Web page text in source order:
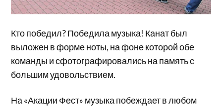
Кто победил? Победила музыка! Канат был
выложен в форме ноты, на фоне которой обе
команды и сфотографировались на память с
большим удовольствием.
На «Акации Фест» музыка побеждает в любом